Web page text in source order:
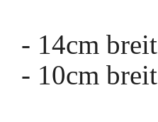
- 14cm
- 10cm